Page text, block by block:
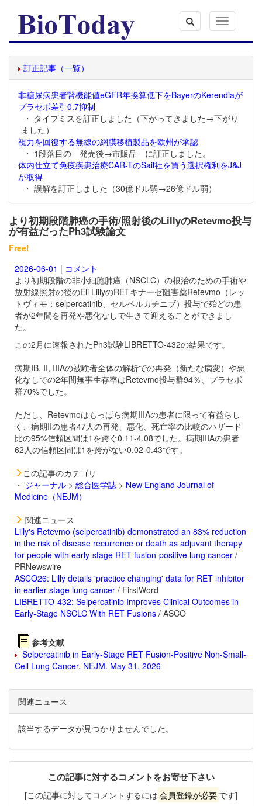
Toggle
navigation
訂正記事（一覧）
非糖尿病患者腎機能値eGFR年換算低下をBayerのKerendiaが
プラセボ差引0.7抑制
・ タイプミスを訂正しました（下がってきました→下がり
ました）
視力を回復する無線の網膜移植製品を欧州が承認
・ 1段落目の 発売後→市販品 に訂正しました。
体内仕立て免疫疾患治療CAR-TのSail社を買う選択権利をJ&J
が取得
・ 誤解を訂正しました（30億ドル弱→26億ドル弱）
より初期段階肺癌の手術/照射後のLillyのRetevmo投与
が有益だったPh3試験論文
Free!
2026-06-01 | コメント
より初期段階の非小細胞肺癌（NSCLC）の根治のための手術や
放射線照射の後のEli LillyのRETキナーゼ阻害薬Retevmo（レッ
トヴィモ；selpercatinib、セルペルカチニブ）投与で殆どの患
者が2年間を再発や悪化なしで生きて迎えることができまし
た。
この2月に速報されたPh3試験LIBRETTO-432の結果です。
病期IB, II, IIIAの被験者全体の解析での再発（新たな病変）や悪
化なしでの2年間無事生存率はRetevmo投与群94％、プラセボ
群70%でした。
ただし、 Retevmoはもっぱら病期IIIAの患者に限って有益らし
く、病期IIの患者47人の再発、悪化、死亡率の比較のハザード
比の95%信頼区間は1を跨ぐ0.11-4.08でした。病期IIIAの患者
62人の信頼区間は1を跨がない0.02-0.43です。
この記事のカテゴリ
・ ジャーナル > 総合医学誌 > New England Journal of
Medicine（NEJM）
関連ニュース
Lilly's Retevmo (selpercatinib) demonstrated an 83% reduction
in the risk of disease recurrence or death as adjuvant therapy
for people with early-stage RET fusion-positive lung cancer /
PRNewswire
ASCO26: Lilly details 'practice changing' data for RET inhibitor
in earlier stage lung cancer / FirstWord
LIBRETTO-432: Selpercatinib Improves Clinical Outcomes in
Early-Stage NSCLC With RET Fusions / ASCO
参考文献
Selpercatinib in Early-Stage RET Fusion-Positive Non-Small-
Cell Lung Cancer. NEJM. May 31, 2026
関連ニュース
該当するデータが見つかりませんでした。
この記事に対するコメントをお寄せ下さい
[この記事に対してコメントするには 会員登録が必要 です]